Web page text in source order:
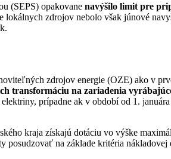
(SEPS) opakovane navýšilo limit pre
zdrojov nebolo však júnové
zdrojov energie (OZE) ako v
transformáciu na zariadenia
prípadne ak v období od 1.
kraja získajú dotáciu vo výške
posudzovať na základe kritéria nákladovej